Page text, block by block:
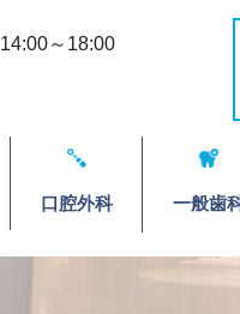
14:00～18:00
口腔外科 一般歯